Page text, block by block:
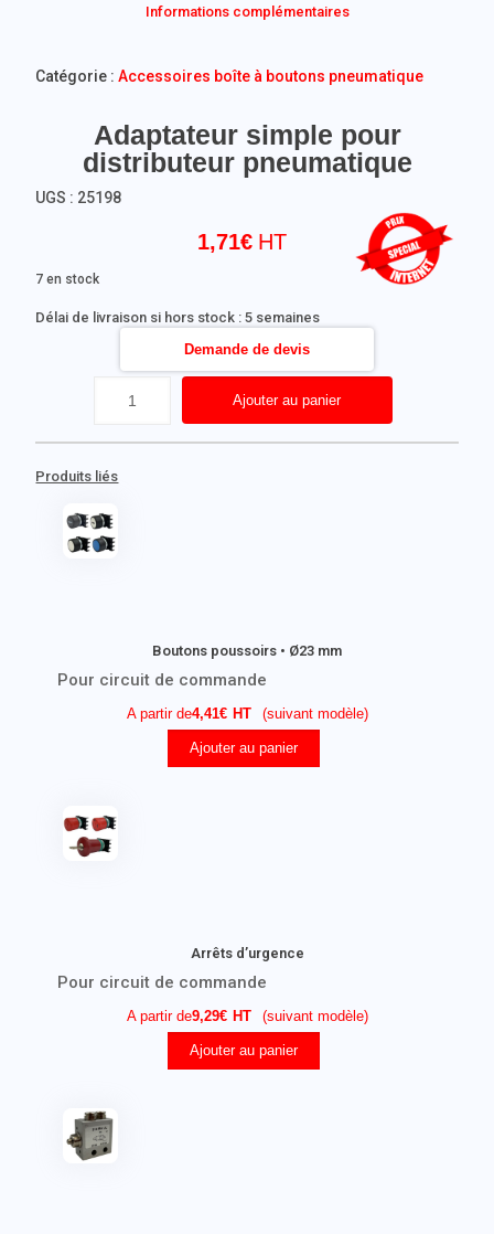
Informations complémentaires
Adaptateur simple pour
distributeur pneumatique
1,71€
Délai de livraison si hors stock : 5 semaines
7 en stock
Ajouter au panier
Produits liés
Boutons poussoirs • Ø23 mm
Pour circuit de commande
A partir de4,41€ (suivant modèle)
Ajouter au panier
Arrêts d’urgence
Pour circuit de commande
A partir de9,29€ (suivant modèle)
Ajouter au panier
Demande de devis
UGS : 25198
Catégorie :Accessoires boîte à boutons pneumatique